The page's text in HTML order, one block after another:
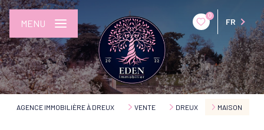
0
FR
MENU
AGENCE IMMOBILIÈRE À DREUX VENTE DREUX MAISON